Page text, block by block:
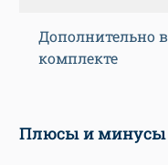
Дополнительно в
комплекте
Плюсы и минусы